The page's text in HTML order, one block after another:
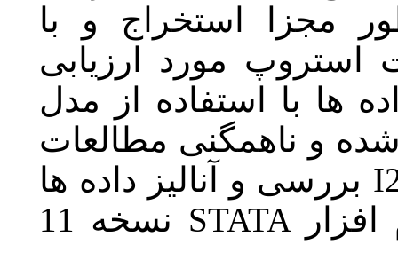
و با
ارزیابی
از مدل
مطالعات
داده ها
نسخه 11